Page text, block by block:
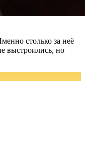
столько за неё
выстроились, но